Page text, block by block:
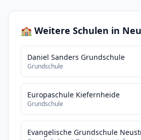
🏫 Weitere Schulen in
Daniel Sanders Grundschule
Grundschule
Europaschule Kiefernheide
Grundschule
Evangelische Grundschule